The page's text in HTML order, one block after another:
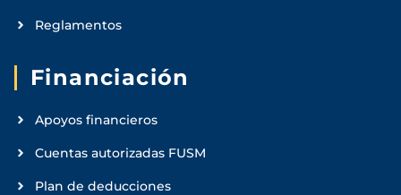
Reglamentos
Financiación
Apoyos financieros
Cuentas autorizadas FUSM
Plan de deducciones